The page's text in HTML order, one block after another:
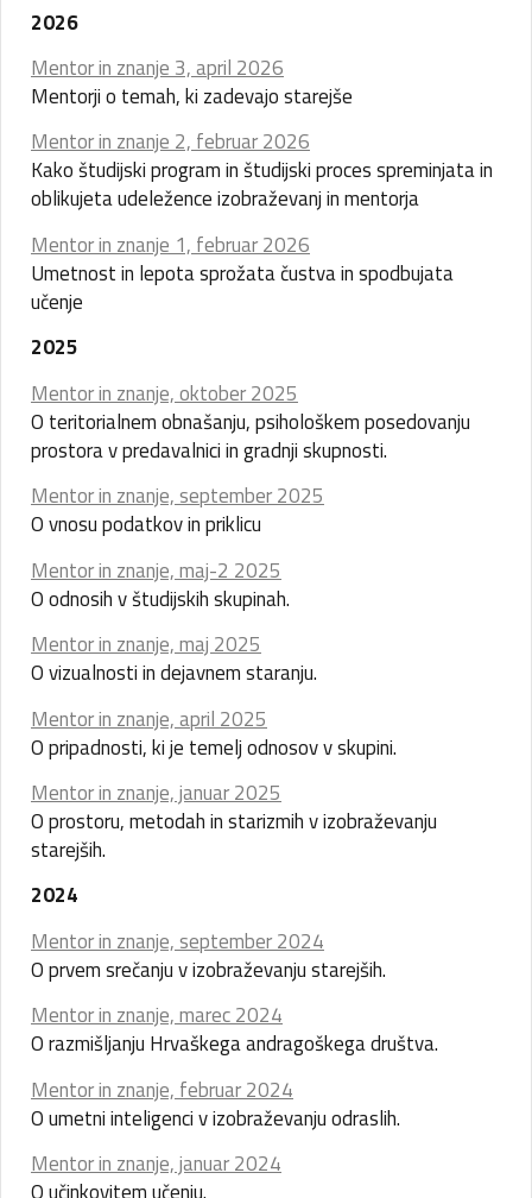
2026
Mentor in znanje 3, april 2026
Mentorji o temah, ki zadevajo starejše
Mentor in znanje 2, februar 2026
Kako študijski program in študijski proces spreminjata in
oblikujeta udeležence izobraževanj in mentorja
Mentor in znanje 1, februar 2026
Umetnost in lepota sprožata čustva in spodbujata
učenje
2025
Mentor in znanje, oktober 2025
O teritorialnem obnašanju, psihološkem posedovanju
prostora v predavalnici in gradnji skupnosti.
Mentor in znanje, september 2025
O vnosu podatkov in priklicu
Mentor in znanje, maj-2 2025
O odnosih v študijskih skupinah.
Mentor in znanje, maj 2025
O vizualnosti in dejavnem staranju.
Mentor in znanje, april 2025
O pripadnosti, ki je temelj odnosov v skupini.
Mentor in znanje, januar 2025
O prostoru, metodah in starizmih v izobraževanju
starejših.
2024
Mentor in znanje, september 2024
O prvem srečanju v izobraževanju starejših.
Mentor in znanje, marec 2024
O razmišljanju Hrvaškega andragoškega društva.
Mentor in znanje, februar 2024
O umetni inteligenci v izobraževanju odraslih.
Mentor in znanje, januar 2024